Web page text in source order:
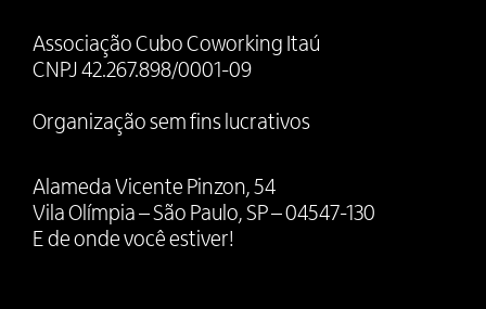
Associação Cubo Coworking Itaú
CNPJ 42.267.898/0001-09
Organização sem fins lucrativos
Alameda Vicente Pinzon, 54
Vila Olímpia – São Paulo, SP – 04547-130
E de onde você estiver!